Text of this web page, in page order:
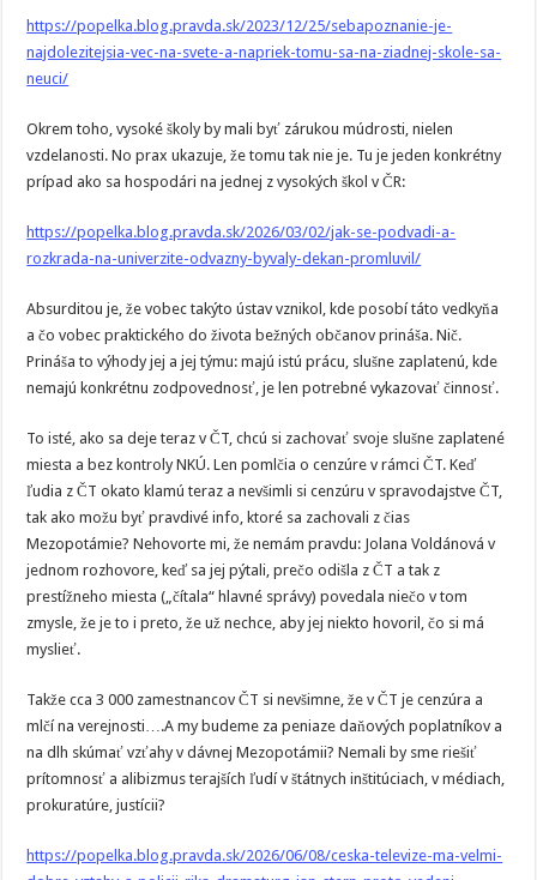
https://popelka.blog.pravda.sk/2023/12/25/sebapoznanie-je-
najdolezitejsia-vec-na-svete-a-napriek-tomu-sa-na-ziadnej-skole-sa-
neuci/
Okrem toho, vysoké školy by mali byť zárukou múdrosti, nielen
vzdelanosti. No prax ukazuje, že tomu tak nie je. Tu je jeden konkrétny
prípad ako sa hospodári na jednej z vysokých škol v ČR:
https://popelka.blog.pravda.sk/2026/03/02/jak-se-podvadi-a-
rozkrada-na-univerzite-odvazny-byvaly-dekan-promluvil/
Absurditou je, že vobec takýto ústav vznikol, kde posobí táto vedkyňa
a čo vobec praktického do života bežných občanov prináša. Nič.
Prináša to výhody jej a jej týmu: majú istú prácu, slušne zaplatenú, kde
nemajú konkrétnu zodpovednosť, je len potrebné vykazovať činnosť.
To isté, ako sa deje teraz v ČT, chcú si zachovať svoje slušne zaplatené
miesta a bez kontroly NKÚ. Len pomlčia o cenzúre v rámci ČT. Keď
ľudia z ČT okato klamú teraz a nevšimli si cenzúru v spravodajstve ČT,
tak ako možu byť pravdivé info, ktoré sa zachovali z čias
Mezopotámie? Nehovorte mi, že nemám pravdu: Jolana Voldánová v
jednom rozhovore, keď sa jej pýtali, prečo odišla z ČT a tak z
prestížneho miesta („čítala“ hlavné správy) povedala niečo v tom
zmysle, že je to i preto, že už nechce, aby jej niekto hovoril, čo si má
myslieť.
Takže cca 3 000 zamestnancov ČT si nevšimne, že v ČT je cenzúra a
mlčí na verejnosti….A my budeme za peniaze daňových poplatníkov a
na dlh skúmať vzťahy v dávnej Mezopotámii? Nemali by sme riešiť
prítomnosť a alibizmus terajších ľudí v štátnych inštitúciach, v médiach,
prokuratúre, justícii?
https://popelka.blog.pravda.sk/2026/06/08/ceska-televize-ma-velmi-